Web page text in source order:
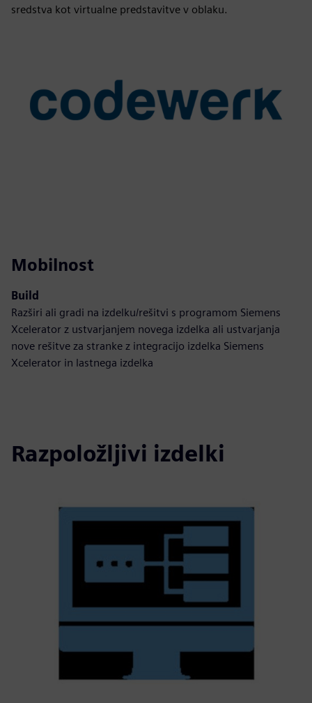
sredstva kot virtualne predstavitve v oblaku.
Mobilnost
Build
Razširi ali gradi na izdelku/rešitvi s programom Siemens
Xcelerator z ustvarjanjem novega izdelka ali ustvarjanja
nove rešitve za stranke z integracijo izdelka Siemens
Xcelerator in lastnega izdelka
Razpoložljivi izdelki